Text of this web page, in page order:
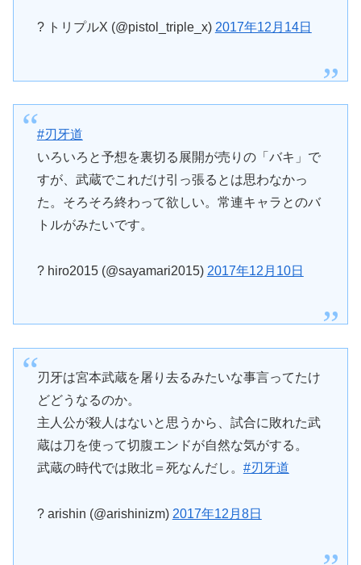
? トリプルX (@pistol_triple_x) 2017年12月14日
#刃牙道
いろいろと予想を裏切る展開が売りの「バキ」で
すが、武蔵でこれだけ引っ張るとは思わなかっ
た。そろそろ終わって欲しい。常連キャラとのバ
トルがみたいです。
? hiro2015 (@sayamari2015) 2017年12月10日
刃牙は宮本武蔵を屠り去るみたいな事言ってたけ
どどうなるのか。
主人公が殺人はないと思うから、試合に敗れた武
蔵は刀を使って切腹エンドが自然な気がする。
武蔵の時代では敗北＝死なんだし。 #刃牙道
? arishin (@arishinizm) 2017年12月8日